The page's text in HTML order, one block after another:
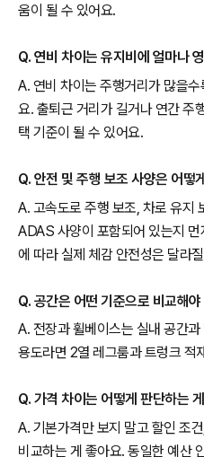
움이 될 수 있어요.
Q. 연비 차이는 유지비에 얼마나
A. 연비 차이는 주행거리가 많을
요. 출퇴근 거리가 길거나 연간 주
택 기준이 될 수 있어요.
Q. 안전 및 주행 보조 사양은 어떻
A. 고속도로 주행 보조, 차로 유지
ADAS 사양이 포함되어 있는지
에 따라 실제 체감 안전성은 달라
Q. 공간은 어떤 기준으로 비교해
A. 전장과 휠베이스는 실내 공간
용도라면 2열 레그룸과 트렁크 적
Q. 가격 차이는 어떻게 판단하는
A. 기본가격만 보지 말고 할인 조
비교하는 게 좋아요. 동일한 예산